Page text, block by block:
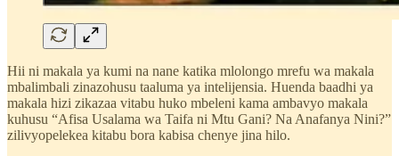
Hii ni makala ya kumi na nane katika mlolongo mrefu wa makala
mbalimbali zinazohusu taaluma ya intelijensia. Huenda baadhi ya
makala hizi zikazaa vitabu huko mbeleni kama ambavyo makala
kuhusu “Afisa Usalama wa Taifa ni Mtu Gani? Na Anafanya Nini?”
zilivyopelekea kitabu bora kabisa chenye jina hilo.